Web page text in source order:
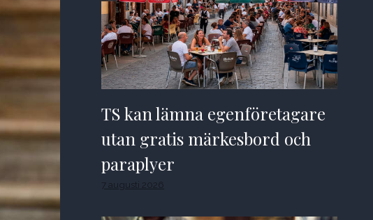
TS kan lämna egenföretagare
utan gratis märkesbord och
paraplyer
7 augusti 2026